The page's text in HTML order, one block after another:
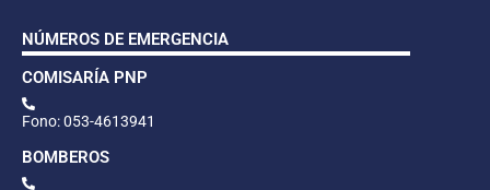
NÚMEROS DE EMERGENCIA
COMISARÍA PNP
Fono: 053-4613941
BOMBEROS